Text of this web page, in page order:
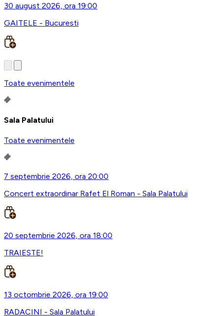
30 august 2026, ora 19:00
GAITELE - Bucuresti
Toate evenimentele
Sala Palatului
Toate evenimentele
7 septembrie 2026, ora 20:00
Concert extraordinar Rafet El Roman - Sala Palatului
20 septembrie 2026, ora 18:00
TRAIESTE!
13 octombrie 2026, ora 19:00
RADACINI - Sala Palatului